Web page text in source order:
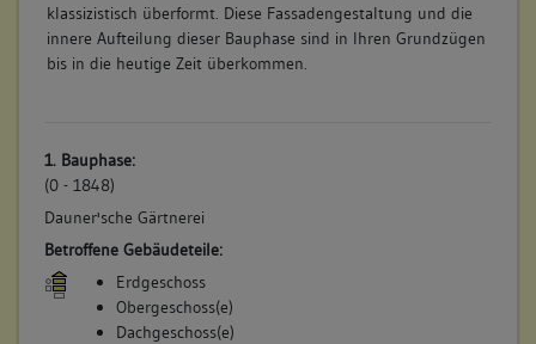
klassizistisch überformt. Diese Fassadengestaltung und die
innere Aufteilung dieser Bauphase sind in Ihren Grundzügen
bis in die heutige Zeit überkommen.
1. Bauphase:
(0 - 1848)
Dauner'sche Gärtnerei
Betroffene Gebäudeteile:
Erdgeschoss
Obergeschoss(e)
Dachgeschoss(e)